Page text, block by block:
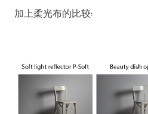
加上柔光布的比较: